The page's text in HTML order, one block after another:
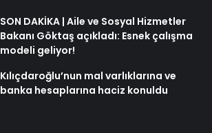
SON DAKİKA | Aile ve Sosyal Hizmetler
Bakanı Göktaş açıkladı: Esnek çalışma
modeli geliyor!
Kılıçdaroğlu’nun mal varlıklarına ve
banka hesaplarına haciz konuldu